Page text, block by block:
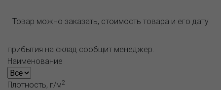
Товар можно заказать, стоимость товара и его дату
прибытия на склад сообщит менеджер.
Наименование
Плотность, г/м2